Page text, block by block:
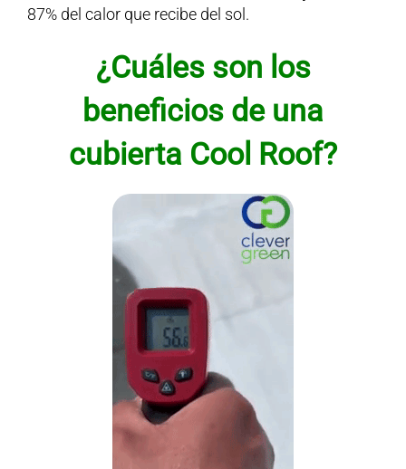
87% del calor que recibe del sol.
¿Cuáles son los
beneficios de una
cubierta Cool Roof?